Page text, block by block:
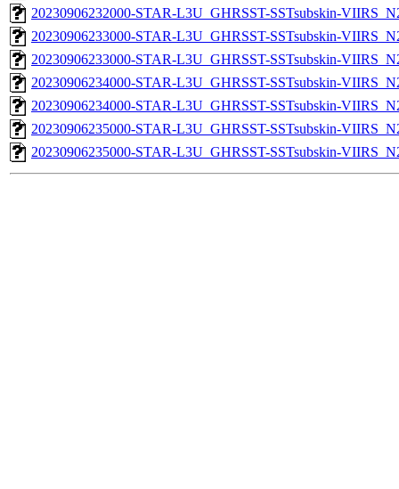
20230906232000-STAR-L3U_GHRSST-SSTsubskin-
20230906233000-STAR-L3U_GHRSST-SSTsubskin-
20230906233000-STAR-L3U_GHRSST-SSTsubskin-
20230906234000-STAR-L3U_GHRSST-SSTsubskin-
20230906234000-STAR-L3U_GHRSST-SSTsubskin-
20230906235000-STAR-L3U_GHRSST-SSTsubskin-
20230906235000-STAR-L3U_GHRSST-SSTsubskin-